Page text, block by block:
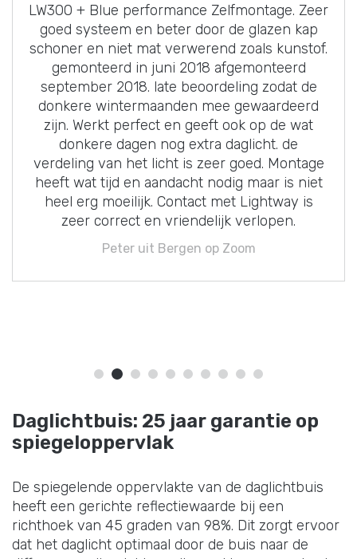
LW300 + Blue performance Zelfmontage. Zeer
goed systeem en beter door de glazen kap
schoner en niet mat verwerend zoals kunstof.
gemonteerd in juni 2018 afgemonteerd
september 2018. late beoordeling zodat de
donkere wintermaanden mee gewaardeerd
zijn. Werkt perfect en geeft ook op de wat
donkere dagen nog extra daglicht. de
verdeling van het licht is zeer goed. Montage
heeft wat tijd en aandacht nodig maar is niet
heel erg moeilijk. Contact met Lightway is
zeer correct en vriendelijk verlopen.
Peter uit Bergen op Zoom
Daglichtbuis: 25 jaar garantie op
spiegeloppervlak
De spiegelende oppervlakte van de daglichtbuis
heeft een gerichte reflectiewaarde bij een
richthoek van 45 graden van 98%. Dit zorgt ervoor
dat het daglicht optimaal door de buis naar de